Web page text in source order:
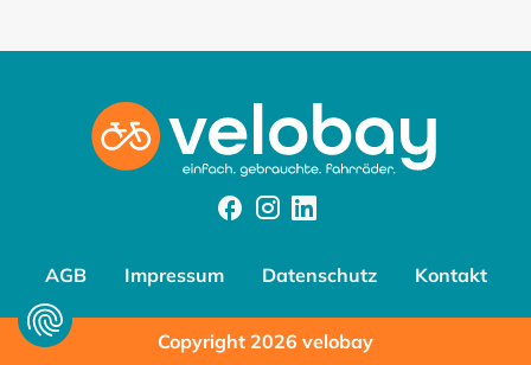
FacebookInstagram
AGB Impressum Datenschutz Kontakt
Copyright 2026 velobay